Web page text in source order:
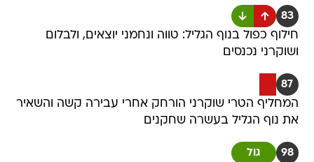
83
חילוף כפול בנוף הגליל: טווה ונחמני יוצאים, ולבלום
ושוקרני נכנסים
87
המחליף הטרי שוקרני הורחק אחרי עבירה קשה והשאיר
את נוף הגליל בעשרה שחקנים
98 גול